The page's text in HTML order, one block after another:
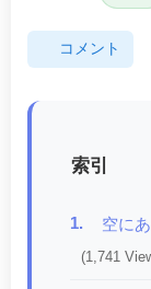
コメント
索引
1. 空に
(1,741